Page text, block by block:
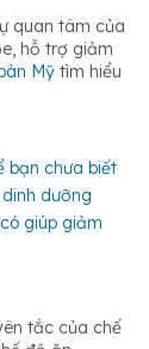
ăn
chế biến sẵn
quan tâm của
hỗ trợ giảm
Mỹ tìm hiểu
bạn chưa biết
dưỡng
giúp giảm
tắc của chế